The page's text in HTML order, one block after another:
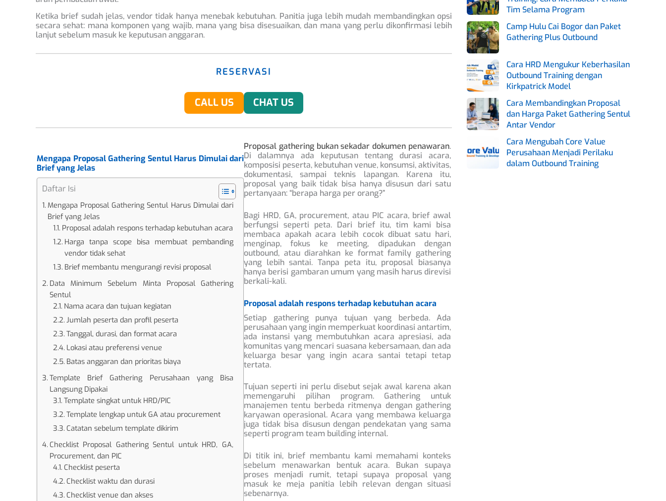
Ketika brief sudah jelas, vendor tidak hanya menebak kebutuhan. Panitia juga lebih mudah membandingkan opsi
secara sehat: mana komponen yang wajib, mana yang bisa disesuaikan, dan mana yang perlu dikonfirmasi lebih
lanjut sebelum masuk ke keputusan anggaran.
RESERVASI
CALL US CHAT US
Mengapa Proposal Gathering Sentul Harus Dimulai dari
Brief yang Jelas
Daftar Isi
Mengapa Proposal Gathering Sentul Harus Dimulai dari
Brief yang Jelas
Proposal adalah respons terhadap kebutuhan acara
Harga tanpa scope bisa membuat pembanding
vendor tidak sehat
Brief membantu mengurangi revisi proposal
Data Minimum Sebelum Minta Proposal Gathering
Sentul
Nama acara dan tujuan kegiatan
Jumlah peserta dan profil peserta
Tanggal, durasi, dan format acara
Lokasi atau preferensi venue
Batas anggaran dan prioritas biaya
Template Brief Gathering Perusahaan yang Bisa
Langsung Dipakai
Template singkat untuk HRD/PIC
Template lengkap untuk GA atau procurement
Catatan sebelum template dikirim
Checklist Proposal Gathering Sentul untuk HRD, GA,
Procurement, dan PIC
Checklist peserta
Checklist waktu dan durasi
Checklist venue dan akses
Proposal gathering bukan sekadar dokumen penawaran.
Di dalamnya ada keputusan tentang durasi acara,
komposisi peserta, kebutuhan venue, konsumsi, aktivitas,
dokumentasi, sampai teknis lapangan. Karena itu,
proposal yang baik tidak bisa hanya disusun dari satu
pertanyaan: “berapa harga per orang?”
Bagi HRD, GA, procurement, atau PIC acara, brief awal
berfungsi seperti peta. Dari brief itu, tim kami bisa
membaca apakah acara lebih cocok dibuat satu hari,
menginap, fokus ke meeting, dipadukan dengan
outbound, atau diarahkan ke format family gathering
yang lebih santai. Tanpa peta itu, proposal biasanya
hanya berisi gambaran umum yang masih harus direvisi
berkali-kali.
Proposal adalah respons terhadap kebutuhan acara
Setiap gathering punya tujuan yang berbeda. Ada
perusahaan yang ingin memperkuat koordinasi antartim,
ada instansi yang membutuhkan acara apresiasi, ada
komunitas yang mencari suasana kebersamaan, dan ada
keluarga besar yang ingin acara santai tetapi tetap
tertata.
Tujuan seperti ini perlu disebut sejak awal karena akan
memengaruhi pilihan program. Gathering untuk
manajemen tentu berbeda ritmenya dengan gathering
karyawan operasional. Acara yang membawa keluarga
juga tidak bisa disusun dengan pendekatan yang sama
seperti program team building internal.
Di titik ini, brief membantu kami memahami konteks
sebelum menawarkan bentuk acara. Bukan supaya
proses menjadi rumit, tetapi supaya proposal yang
masuk ke meja panitia lebih relevan dengan situasi
sebenarnya.
Tim Selama Program
Camp Hulu Cai Bogor dan Paket
Gathering Plus Outbound
Cara HRD Mengukur Keberhasilan
Outbound Training dengan
Kirkpatrick Model
Cara Membandingkan Proposal
dan Harga Paket Gathering Sentul
Antar Vendor
Cara Mengubah Core Value
Perusahaan Menjadi Perilaku
dalam Outbound Training